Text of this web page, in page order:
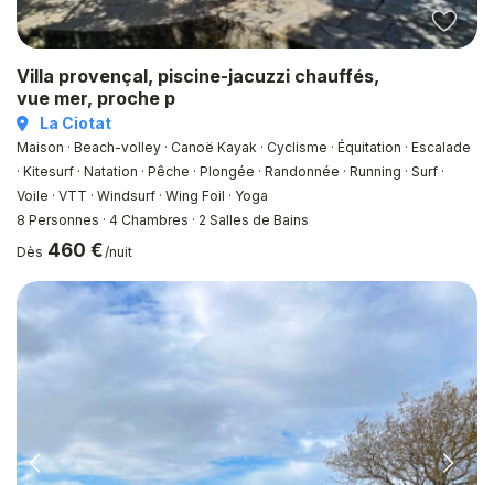
Villa provençal, piscine-jacuzzi chauffés,
vue mer, proche p
La Ciotat
Maison · Beach-volley · Canoë Kayak · Cyclisme · Équitation · Escalade
· Kitesurf · Natation · Pêche · Plongée · Randonnée · Running · Surf ·
Voile · VTT · Windsurf · Wing Foil · Yoga
8 Personnes · 4 Chambres · 2 Salles de Bains
Dès 460 €/nuit